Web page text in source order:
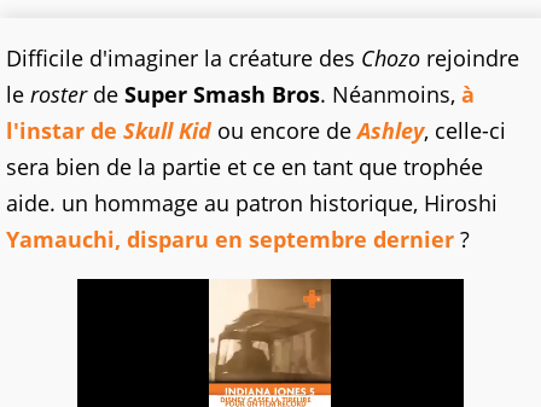
Difficile d'imaginer la créature des Chozo rejoindre
le rosterde Super Smash Bros. Néanmoins, à
l'instar de Skull Kid ou encore deAshley, celle-ci
sera bien de la partie et ce en tant que trophée
aide. un hommage au patron historique, Hiroshi
Yamauchi, disparu en septembre dernier ?